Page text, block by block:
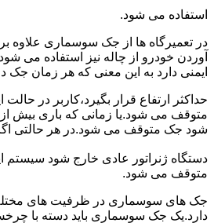
استفاده می شود.
در تعمیرگاه ها از جک سوسماری علاوه
آوردن خودرو از چاله نیز استفاده
ایمنی دارد به این معنی که هر زمان جک
حداکثر ارتفاع قرار بگیرد،کاربر در
متوقف می شود.یا زمانی که باری بیش
شود جک متوقف می شود.در هر حالتی
دستگاه ژنراتور عادی خارج شود
متوقف می شود.
جک های سوسماری در ظرفیت های مختلف